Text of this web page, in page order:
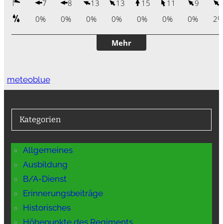
meteoblue
Kategorien
Allgemeines
Ausbildung
B/A-Dienst
Erinnerungsbeiträge
Historisches